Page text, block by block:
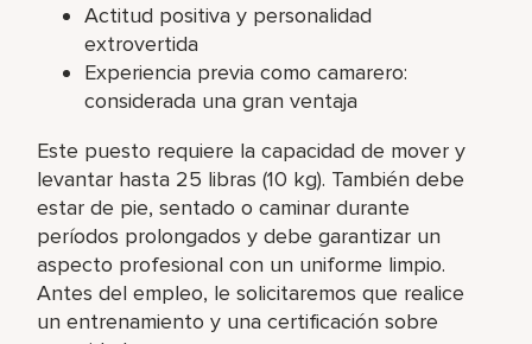
Actitud positiva y personalidad
extrovertida
Experiencia previa como camarero:
considerada una gran ventaja
Este puesto requiere la capacidad de mover y
levantar hasta 25 libras (10 kg). También debe
estar de pie, sentado o caminar durante
períodos prolongados y debe garantizar un
aspecto profesional con un uniforme limpio.
Antes del empleo, le solicitaremos que realice
un entrenamiento y una certificación sobre